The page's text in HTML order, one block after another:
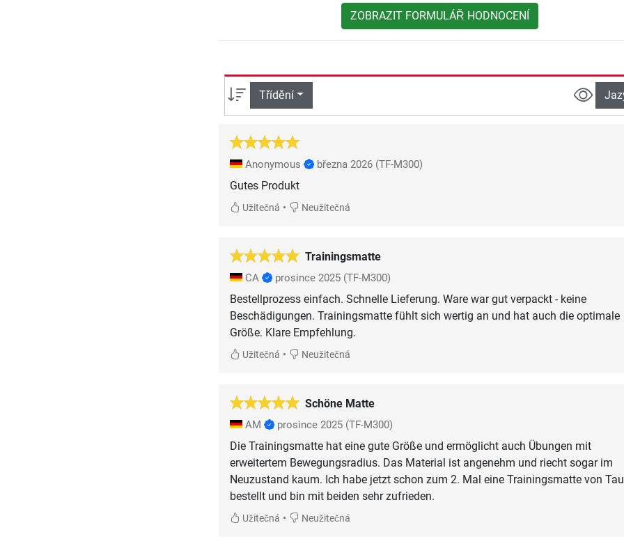
ZOBRAZIT FORMULÁŘ HODNOCENÍ
Třídění
Anonymous března 2026 (TF-M300)
Gutes Produkt
Užitečná • Neužitečná
Trainingsmatte
CA prosince 2025 (TF-M300)
Bestellprozess einfach. Schnelle Lieferung. Ware war gut verpackt - keine
Beschädigungen. Trainingsmatte fühlt sich wertig an und hat auch die optimale
Größe. Klare Empfehlung.
Užitečná • Neužitečná
Schöne Matte
AM prosince 2025 (TF-M300)
Die Trainingsmatte hat eine gute Größe und ermöglicht auch Übungen mit
erweitertem Bewegungsradius. Das Material ist angenehm und riecht sogar im
Neuzustand kaum. Ich habe jetzt schon zum 2. Mal eine Trainingsmatte von
bestellt und bin mit beiden sehr zufrieden.
Užitečná • Neužitečná